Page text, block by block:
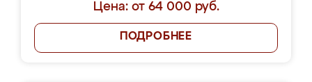
Цена: от 64 000 руб.
ПОДРОБНЕЕ